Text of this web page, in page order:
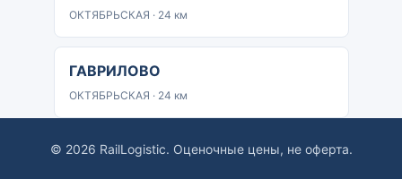
ОКТЯБРЬСКАЯ · 24 км
ГАВРИЛОВО
ОКТЯБРЬСКАЯ · 24 км
© 2026 RailLogistic. Оценочные цены, не оферта.